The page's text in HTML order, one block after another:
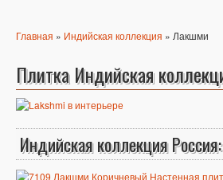
Главная » Индийская коллекция » Лакшми
Плитка Индийская
Индийская коллекция Россия: